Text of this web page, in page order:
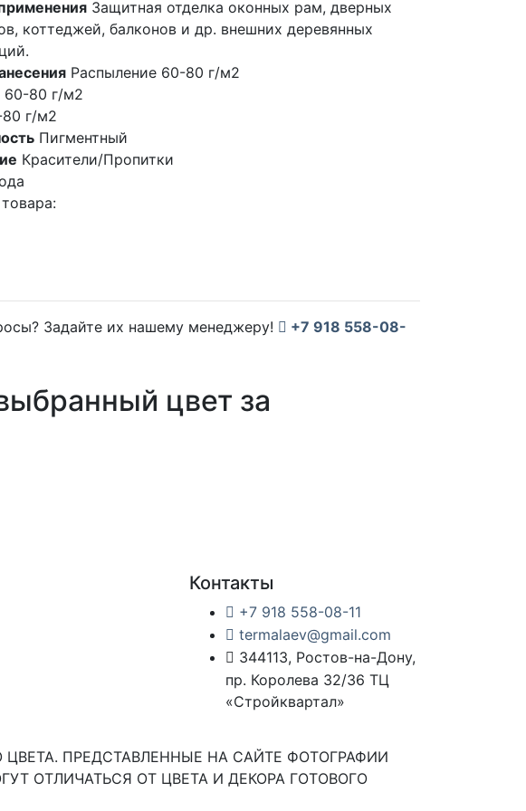
Защитная отделка оконных рам, дверных
коттеджей, балконов и др. внешних деревянных
Распыление 60-80 г/м2
60-80 г/м2
г/м2
Пигментный
Красители/Пропитки
Задайте их нашему менеджеру!
+7 918 558-08-
цвет за
Контакты
+7 918 558-08-11
termalaev@gmail.com
344113, Ростов-на-Дону,
пр. Королева 32/36 ТЦ
«Стройквартал»
ПРЕДСТАВЛЕННЫЕ НА САЙТЕ ФОТОГРАФИИ
ОТЛИЧАТЬСЯ ОТ ЦВЕТА И ДЕКОРА ГОТОВОГО